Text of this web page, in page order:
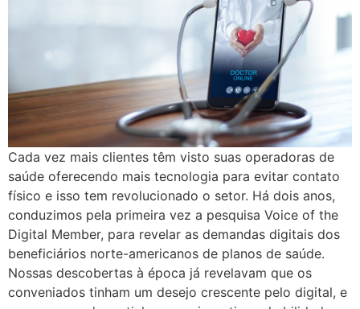
Cada vez mais clientes têm visto suas operadoras de
saúde oferecendo mais tecnologia para evitar contato
físico e isso tem revolucionado o setor. Há dois anos,
conduzimos pela primeira vez a pesquisa Voice of the
Digital Member, para revelar as demandas digitais dos
beneficiários norte-americanos de planos de saúde.
Nossas descobertas à época já revelavam que os
conveniados tinham um desejo crescente pelo digital, e